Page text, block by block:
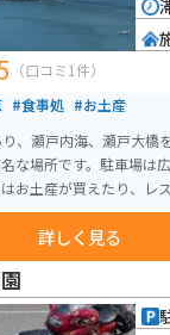
（口コミ1件）
#食事処 #お土産
、瀬戸内海、瀬戸大橋
な場所です。駐車場は
お土産が買えたり、レ
詳しく見る